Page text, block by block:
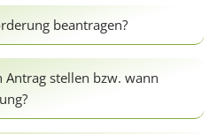
beantragen?
stellen bzw. wann